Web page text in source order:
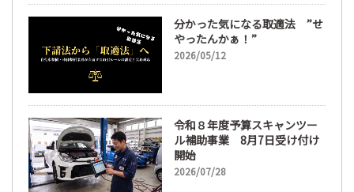
分かった気になる取適法 ”せ
やったんかぁ！”
2026/05/12
令和８年度予算スキャンツー
ル補助事業 8月7日受け付け
開始
2026/07/28